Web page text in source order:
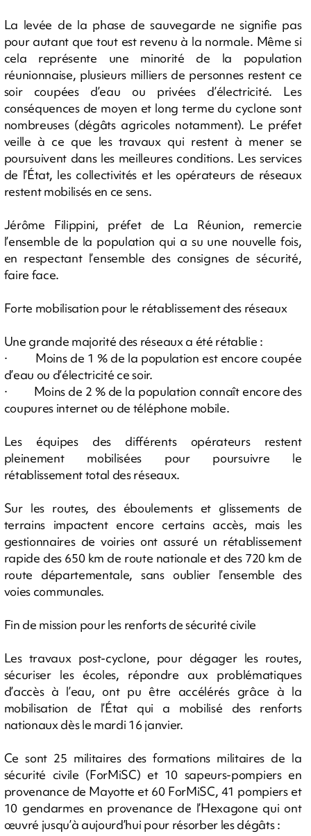
La levée de la phase de sauvegarde ne signifie pas
pour autant que tout est revenu à la normale. Même si
cela représente une minorité de la population
réunionnaise, plusieurs milliers de personnes restent ce
soir coupées d’eau ou privées d’électricité. Les
conséquences de moyen et long terme du cyclone sont
nombreuses (dégâts agricoles notamment). Le préfet
veille à ce que les travaux qui restent à mener se
poursuivent dans les meilleures conditions. Les services
de l’État, les collectivités et les opérateurs de réseaux
restent mobilisés en ce sens.
Jérôme Filippini, préfet de La Réunion, remercie
l’ensemble de la population qui a su une nouvelle fois,
en respectant l’ensemble des consignes de sécurité,
faire face.
Forte mobilisation pour le rétablissement des réseaux
Une grande majorité des réseaux a été rétablie :
· Moins de 1 % de la population est encore coupée
d’eau ou d’électricité ce soir.
· Moins de 2 % de la population connaît encore des
coupures internet ou de téléphone mobile.
Les équipes des différents opérateurs restent
pleinement mobilisées pour poursuivre le
rétablissement total des réseaux.
Sur les routes, des éboulements et glissements de
terrains impactent encore certains accès, mais les
gestionnaires de voiries ont assuré un rétablissement
rapide des 650 km de route nationale et des 720 km de
route départementale, sans oublier l’ensemble des
voies communales.
Fin de mission pour les renforts de sécurité civile
Les travaux post-cyclone, pour dégager les routes,
sécuriser les écoles, répondre aux problématiques
d’accès à l’eau, ont pu être accélérés grâce à la
mobilisation de l’État qui a mobilisé des renforts
nationaux dès le mardi 16 janvier.
Ce sont 25 militaires des formations militaires de la
sécurité civile (ForMiSC) et 10 sapeurs-pompiers en
provenance de Mayotte et 60 ForMiSC, 41 pompiers et
10 gendarmes en provenance de l’Hexagone qui ont
œuvré jusqu’à aujourd’hui pour résorber les dégâts :